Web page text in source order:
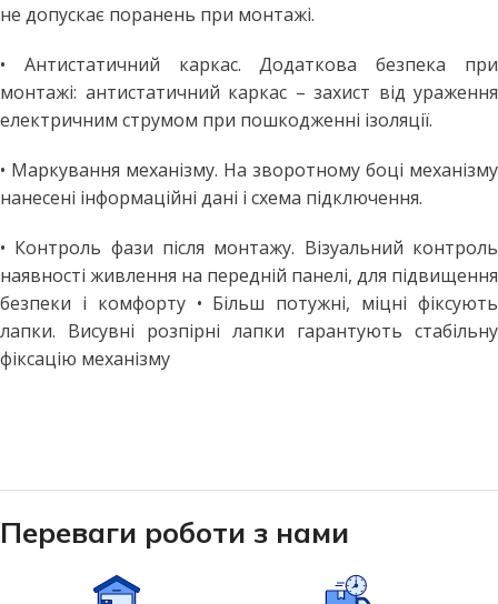
не допускає поранень при монтажі.
• Антистатичний каркас. Додаткова безпека при
монтажі: антистатичний каркас – захист від ураження
електричним струмом при пошкодженні ізоляції.
• Маркування механізму. На зворотному боці механізму
нанесені інформаційні дані і схема підключення.
• Контроль фази після монтажу. Візуальний контроль
наявності живлення на передній панелі, для підвищення
безпеки і комфорту • Більш потужні, міцні фіксують
лапки. Висувні розпірні лапки гарантують стабільну
фіксацію механізму
Переваги роботи з нами